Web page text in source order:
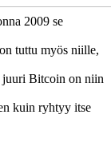
2009 se
tuttu myös niille,
juuri Bitcoin on niin
kuin ryhtyy itse